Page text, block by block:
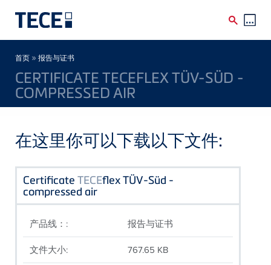
Breadcrumb
首页 » 报告与证书
CERTIFICATE TECEFLEX TÜV-SÜD -
COMPRESSED AIR
在这里你可以下载以下文件:
Certificate TECEflex TÜV-Süd -
compressed air
产品线：: 报告与证书
文件大小: 767.65 KB